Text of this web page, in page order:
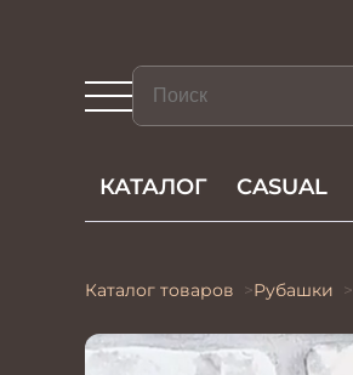
КАТАЛОГ CASUAL
Каталог товаров Рубашки